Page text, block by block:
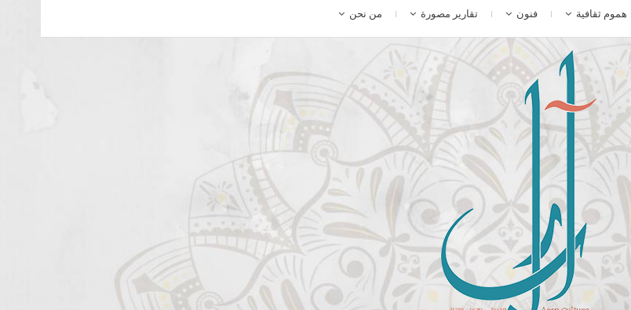
هموم ثقافية فنون تقارير مصورة من نحن